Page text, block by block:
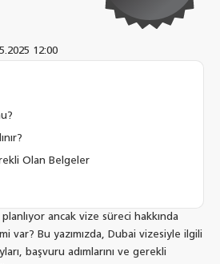
12:00
ancak vize süreci hakkında
var? Bu yazımızda, Dubai vizesiyle ilgili
başvuru adımlarını ve gerekli
Olan Belgeler